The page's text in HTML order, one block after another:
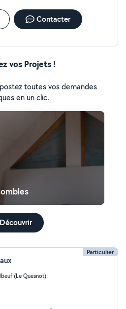
Contacter
vos Projets !
toutes vos demandes
en un clic.
Découvrir
Particulier
(Le Quesnot)